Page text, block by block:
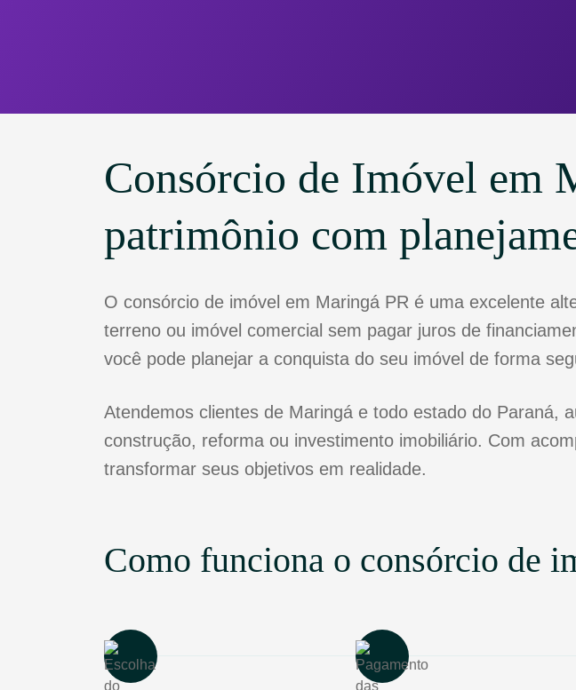
Consórcio de Imóvel em
patrimônio com
O consórcio de imóvel em Maringá PR é uma excelente
terreno ou imóvel comercial sem pagar juros de
você pode planejar a conquista do seu imóvel de forma
Atendemos clientes de Maringá e todo estado do Paraná,
construção, reforma ou investimento imobiliário. Com
transformar seus objetivos em realidade.
Como funciona o consórcio de